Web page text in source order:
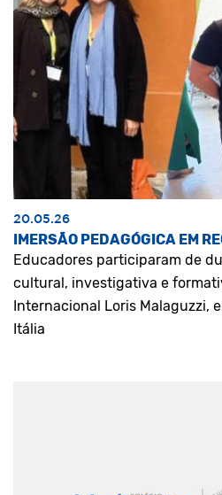
20.05.26
IMERSÃO PEDAGÓGICA EM
Educadores participaram de
cultural, investigativa e
Internacional Loris Malaguzzi,
Itália